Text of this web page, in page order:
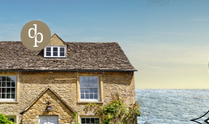
Zur Navigation springen
Zur Website-Suche springen